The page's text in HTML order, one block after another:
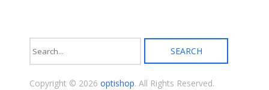
Copyright © 2026 optishop. All Rights Reserved.